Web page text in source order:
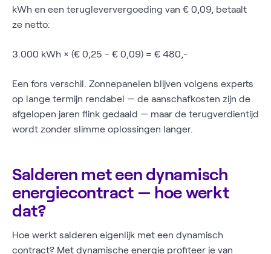
kWh en een terugleververgoeding van € 0,09, betaalt
ze netto:
3.000 kWh × (€ 0,25 - € 0,09) = € 480,-
Een fors verschil. Zonnepanelen blijven volgens experts
op lange termijn rendabel — de aanschafkosten zijn de
afgelopen jaren flink gedaald — maar de terugverdientijd
wordt zonder slimme oplossingen langer.
Salderen met een dynamisch
energiecontract — hoe werkt
dat?
Hoe werkt salderen eigenlijk met een dynamisch
contract? Met dynamische energie profiteer je van